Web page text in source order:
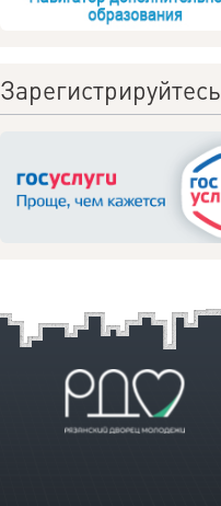
Зарегистрируйтесь